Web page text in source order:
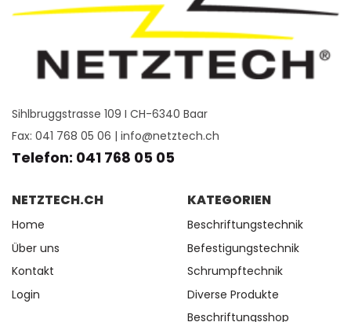
Sihlbruggstrasse 109 I CH-6340 Baar
Fax: 041 768 05 06 | info@netztech.ch
Telefon: 041 768 05 05
NETZTECH.CH
Home
Über uns
Kontakt
Login
KATEGORIEN
Beschriftungstechnik
Befestigungstechnik
Schrumpftechnik
Diverse Produkte
Beschriftungsshop